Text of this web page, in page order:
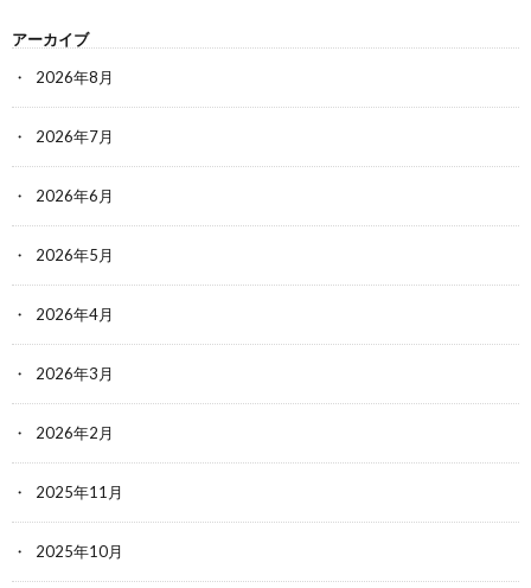
アーカイブ
2026年8月
2026年7月
2026年6月
2026年5月
2026年4月
2026年3月
2026年2月
2025年11月
2025年10月